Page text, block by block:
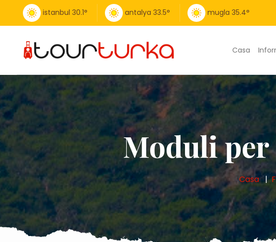
istanbul 30.1° antalya 33.5° mugla 35.4°
Casa
Moduli
Casa